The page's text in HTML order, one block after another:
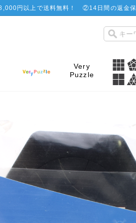
円以上で送料無料！ ②14日間の返金
Very
Puzzle